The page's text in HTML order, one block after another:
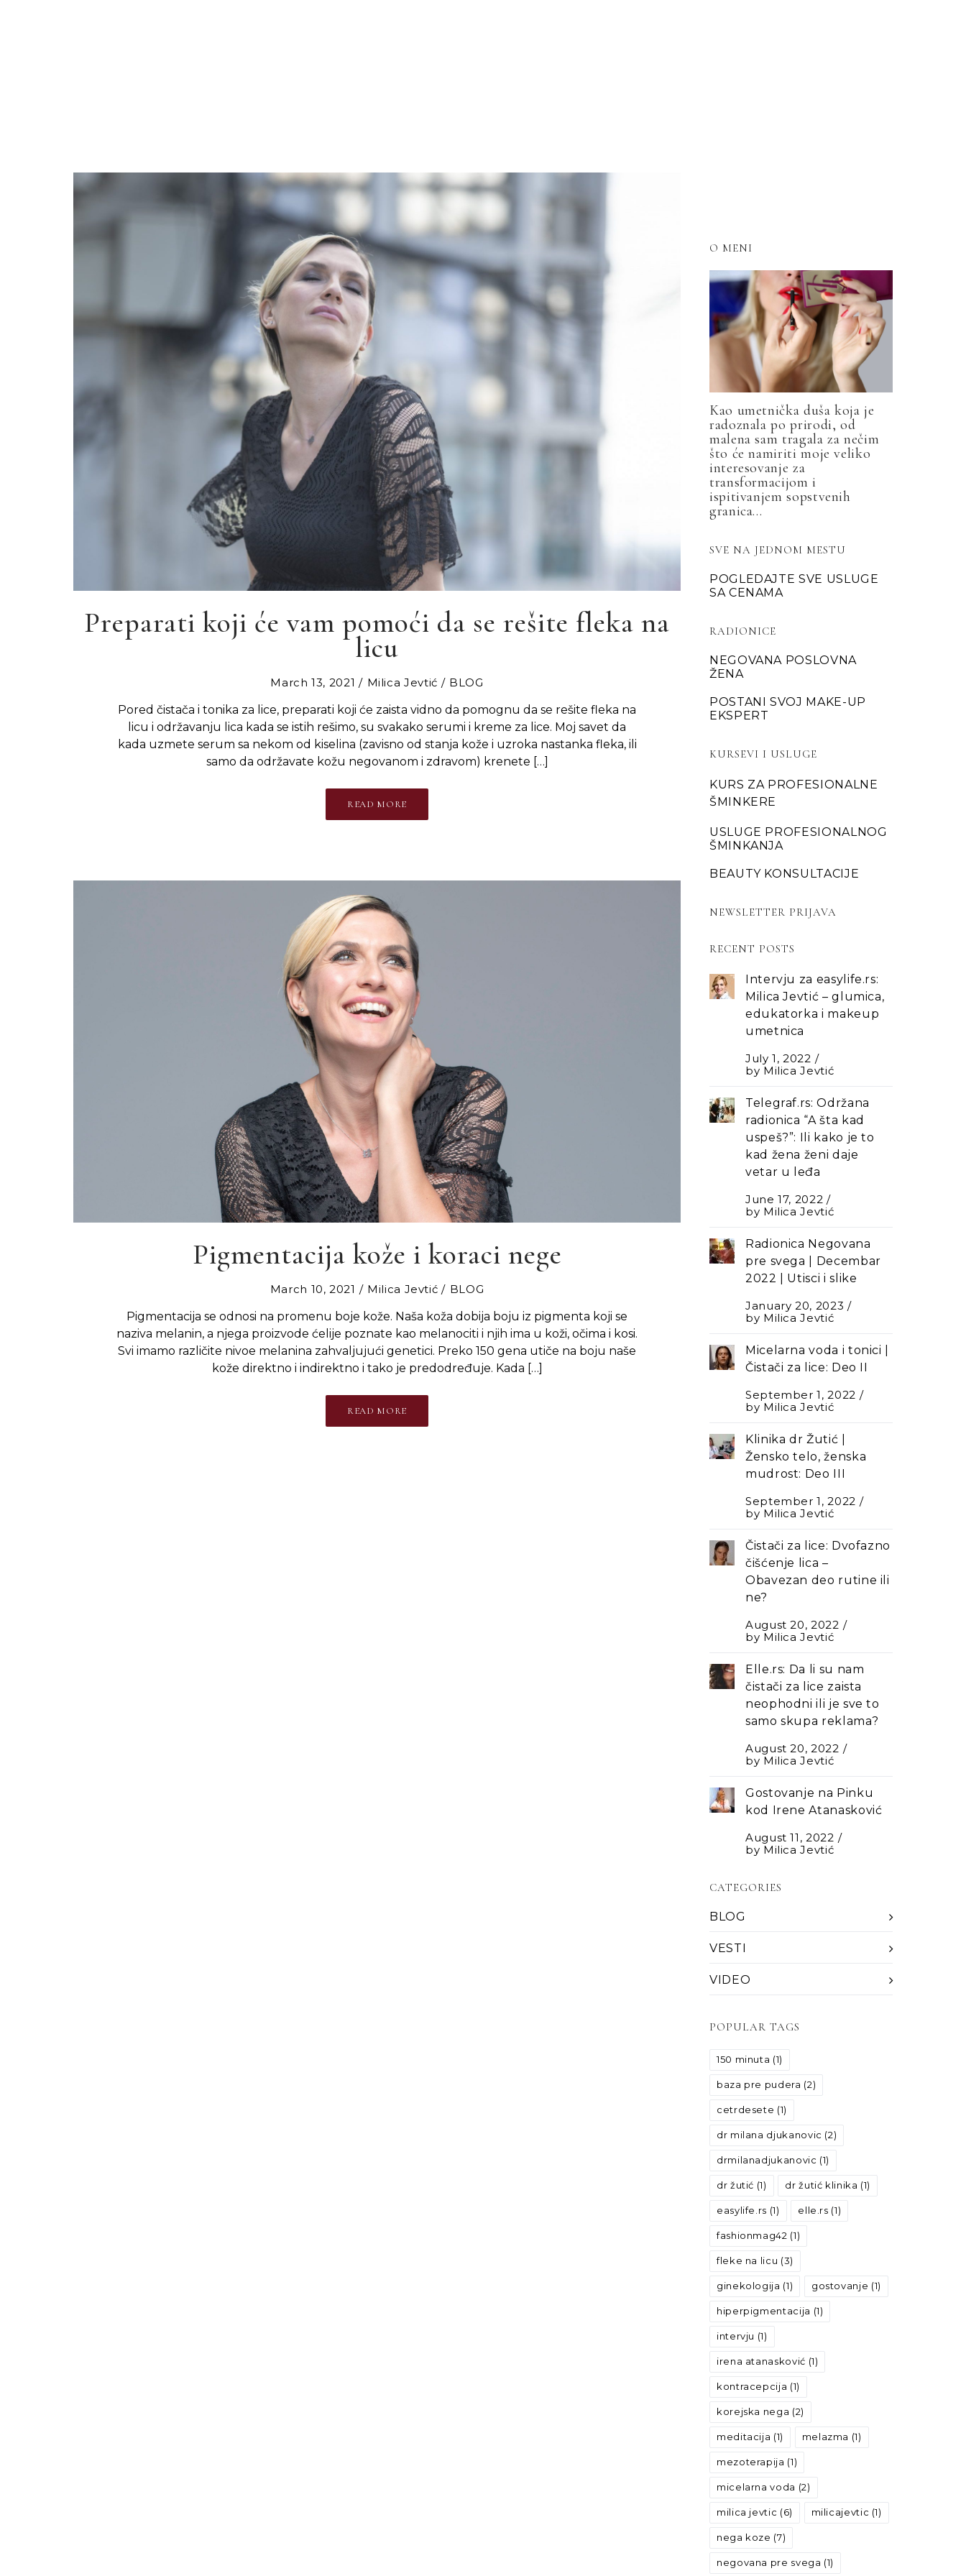
Preparati koji će vam pomoći da se rešite fleka na
licu
March 13, 2021 Milica Jevtić
BLOG
Pored čistača i tonika za lice, preparati koji će zaista vidno da pomognu da se rešite fleka na
licu i održavanju lica kada se istih rešimo, su svakako serumi i kreme za lice. Moj savet da
kada uzmete serum sa nekom od kiselina (zavisno od stanja kože i uzroka nastanka fleka, ili
samo da održavate kožu negovanom i zdravom) krenete […]
READ MORE
Pigmentacija kože i koraci nege
March 10, 2021 Milica Jevtić
BLOG
Pigmentacija se odnosi na promenu boje kože. Naša koža dobija boju iz pigmenta koji se
naziva melanin, a njega proizvode ćelije poznate kao melanociti i njih ima u koži, očima i kosi.
Svi imamo različite nivoe melanina zahvaljujući genetici. Preko 150 gena utiče na boju naše
kože direktno i indirektno i tako je predodređuje. Kada […]
READ MORE
O MENI
Kao umetnička duša koja je
radoznala po prirodi, od
malena sam tragala za nečim
što će namiriti moje veliko
interesovanje za
transformacijom i
ispitivanjem sopstvenih
granica...
SVE NA JEDNOM MESTU
POGLEDAJTE SVE USLUGE
SA CENAMA
RADIONICE
NEGOVANA POSLOVNA
ŽENA
POSTANI SVOJ MAKE-UP
EKSPERT
KURSEVI I USLUGE
KURS ZA PROFESIONALNE
ŠMINKERE
USLUGE PROFESIONALNOG
ŠMINKANJA
BEAUTY KONSULTACIJE
NEWSLETTER PRIJAVA
RECENT POSTS
Intervju za easylife.rs:
Milica Jevtić – glumica,
edukatorka i makeup
umetnica
July 1, 2022
by Milica Jevtić
Telegraf.rs: Održana
radionica “A šta kad
uspeš?”: Ili kako je to
kad žena ženi daje
vetar u leđa
June 17, 2022
by Milica Jevtić
Radionica Negovana
pre svega | Decembar
2022 | Utisci i slike
January 20, 2023
by Milica Jevtić
Micelarna voda i tonici |
Čistači za lice: Deo II
September 1, 2022
by Milica Jevtić
Klinika dr Žutić |
Žensko telo, ženska
mudrost: Deo III
September 1, 2022
by Milica Jevtić
Čistači za lice: Dvofazno
čišćenje lica –
Оbavezan deo rutine ili
ne?
August 20, 2022
by Milica Jevtić
Elle.rs: Da li su nam
čistači za lice zaista
neophodni ili je sve to
samo skupa reklama?
August 20, 2022
by Milica Jevtić
Gostovanje na Pinku
kod Irene Atanasković
August 11, 2022
by Milica Jevtić
CATEGORIES
BLOG
VESTI
VIDEO
POPULAR TAGS
150 minuta (1)
baza pre pudera (2)
cetrdesete (1)
dr milana djukanovic (2)
drmilanadjukanovic (1)
dr žutić (1) dr žutić klinika (1)
easylife.rs (1) elle.rs (1)
fashionmag42 (1)
fleke na licu (3)
ginekologija (1) gostovanje (1)
hiperpigmentacija (1)
intervju (1)
irena atanasković (1)
kontracepcija (1)
korejska nega (2)
meditacija (1) melazma (1)
mezoterapija (1)
micelarna voda (2)
milica jevtic (6) milicajevtic (1)
nega koze (7)
negovana pre svega (1)